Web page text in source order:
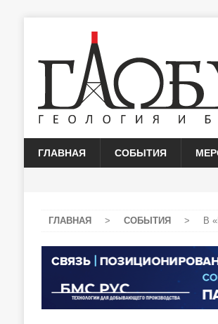
ГЛАВНАЯ СОБЫТИЯ
ГЛАВНАЯ > СОБЫТИЯ > В